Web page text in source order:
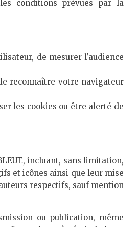
conditions prévues par la
de mesurer l'audience
reconnaître votre navigateur
les cookies ou être alerté de
incluant, sans limitation,
et icônes ainsi que leur mise
respectifs, sauf mention
ou publication, même